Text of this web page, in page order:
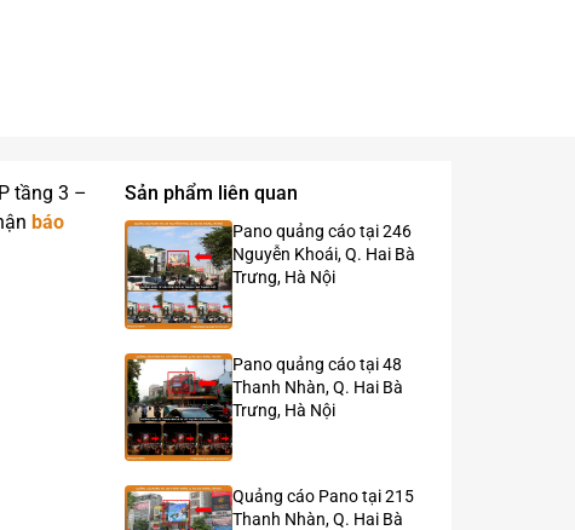
tầng 3 –
báo
Sản phẩm liên quan
Pano quảng cáo tại 246
Nguyễn Khoái, Q. Hai Bà
Trưng, Hà Nội
Pano quảng cáo tại 48
Thanh Nhàn, Q. Hai Bà
Trưng, Hà Nội
Quảng cáo Pano tại 215
Thanh Nhàn, Q. Hai Bà